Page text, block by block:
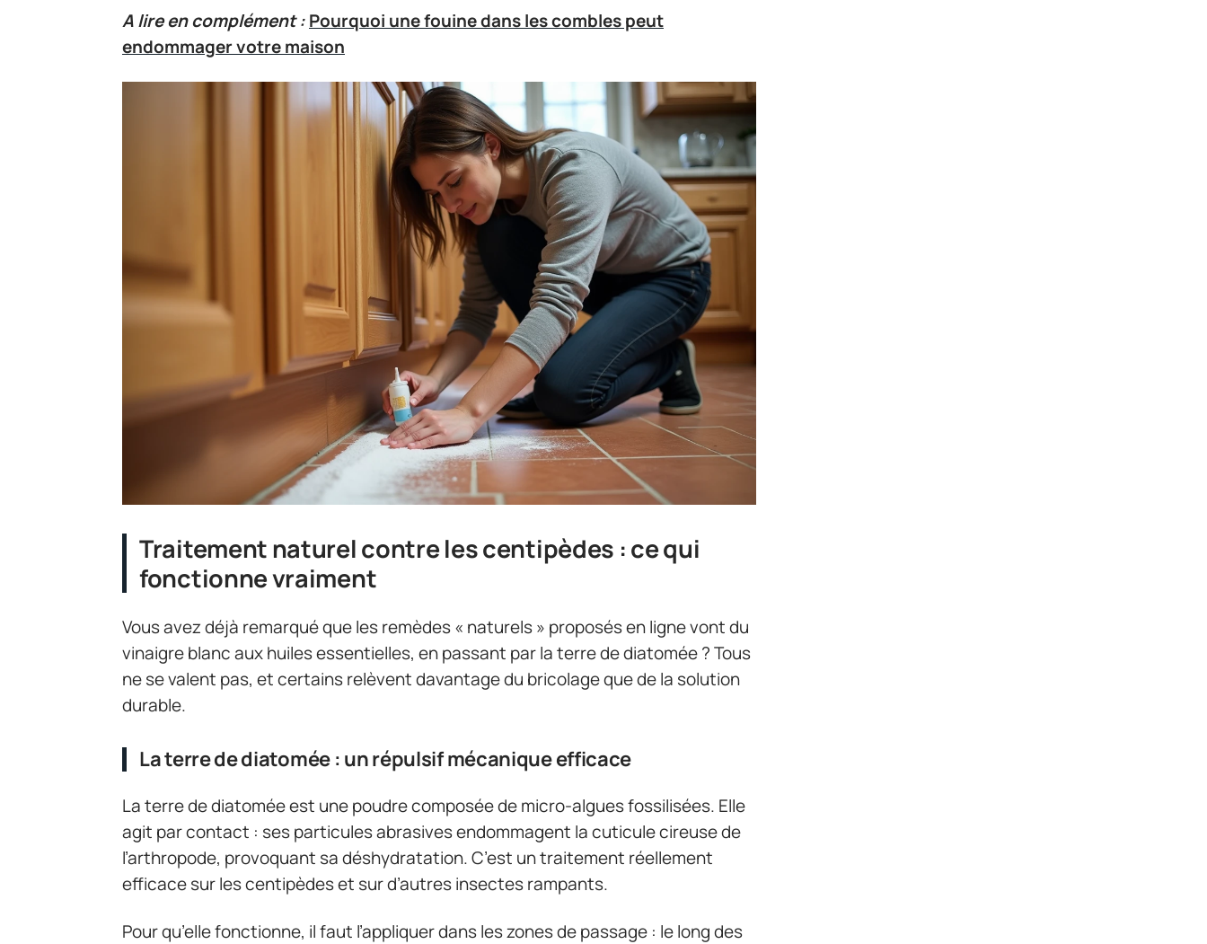
A lire en complément :Pourquoi une fouine dans les combles peut
endommager votre maison
Traitement naturel contre les centipèdes : ce qui
fonctionne vraiment
Vous avez déjà remarqué que les remèdes « naturels » proposés en ligne vont du
vinaigre blanc aux huiles essentielles, en passant par la terre de diatomée ? Tous
ne se valent pas, et certains relèvent davantage du bricolage que de la solution
durable.
La terre de diatomée : un répulsif mécanique efficace
La terre de diatomée est une poudre composée de micro-algues fossilisées. Elle
agit par contact : ses particules abrasives endommagent la cuticule cireuse de
l’arthropode, provoquant sa déshydratation. C’est un traitement réellement
efficace sur les centipèdes et sur d’autres insectes rampants.
Pour qu’elle fonctionne, il faut l’appliquer dans les zones de passage : le long des